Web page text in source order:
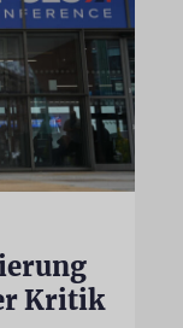
Kritik